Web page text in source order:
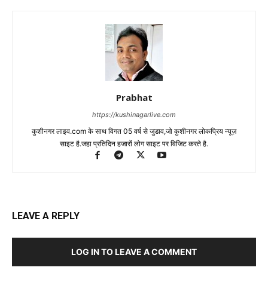
Prabhat
https://kushinagarlive.com
कुशीनगर लाइव.com के साथ विगत 05 वर्ष से जुडाव,जो कुशीनगर लोकप्रिय न्यूज़
साइट है.जहा प्रतिदिन हजारों लोग साइट पर विजिट करते है.
LEAVE A REPLY
LOG IN TO LEAVE A COMMENT